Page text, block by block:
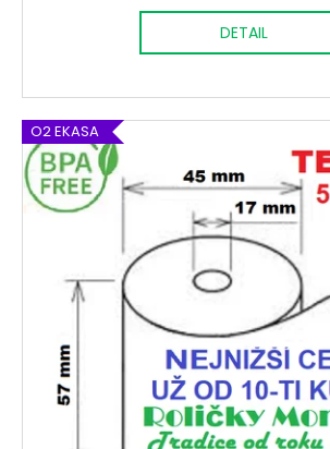
DETAIL
O2 EKASA